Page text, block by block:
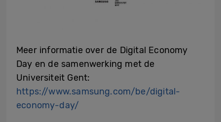
Meer informatie over de Digital Economy
Day en de samenwerking met de
Universiteit Gent:
https://www.samsung.com/be/digital-
economy-day/